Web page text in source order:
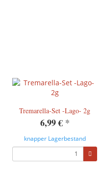
Tremarella-Set -Lago- 2g
6,99 € *
knapper Lagerbestand